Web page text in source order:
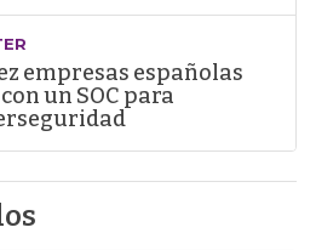
empresas españolas
un SOC para